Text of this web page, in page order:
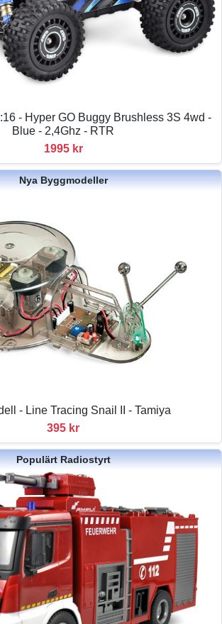
- Hyper GO Buggy Brushless 3S 4wd -
Blue - 2,4Ghz - RTR
1995 kr
Nya Byggmodeller
- Line Tracing Snail II - Tamiya
395 kr
Populärt Radiostyrt